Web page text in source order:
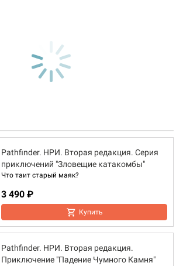
Pathfinder. НРИ. Вторая редакция. Серия
приключений "Зловещие катакомбы"
Что таит старый маяк?
3 490 ₽
Купить
Pathfinder. НРИ. Вторая редакция.
Приключение "Падение Чумного Камня"